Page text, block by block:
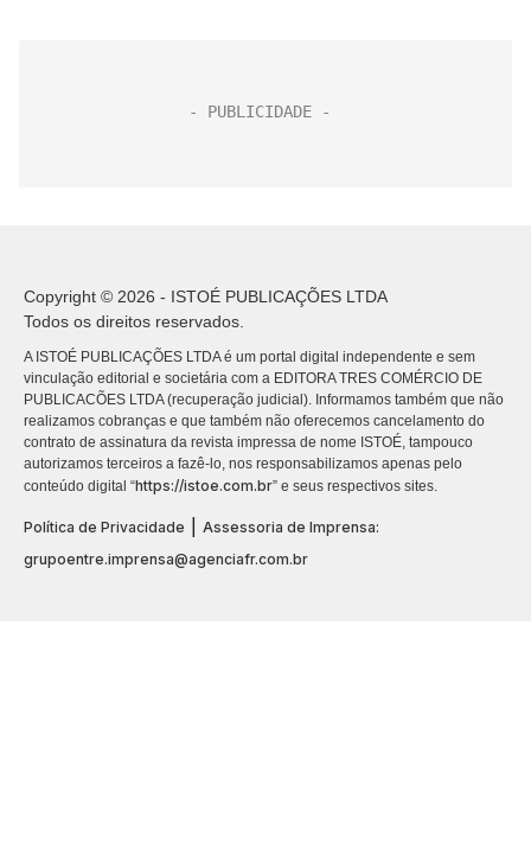
Copyright © 2026 - ISTOÉ PUBLICAÇÕES LTDA
Todos os direitos reservados.
A ISTOÉ PUBLICAÇÕES LTDA é um portal digital independente e sem
vinculação editorial e societária com a EDITORA TRES COMÉRCIO DE
PUBLICACÕES LTDA (recuperação judicial). Informamos também que não
realizamos cobranças e que também não oferecemos cancelamento do
contrato de assinatura da revista impressa de nome ISTOÉ, tampouco
autorizamos terceiros a fazê-lo, nos responsabilizamos apenas pelo
conteúdo digital “https://istoe.com.br” e seus respectivos sites.
Política de Privacidade
Assessoria de Imprensa:
grupoentre.imprensa@agenciafr.com.br